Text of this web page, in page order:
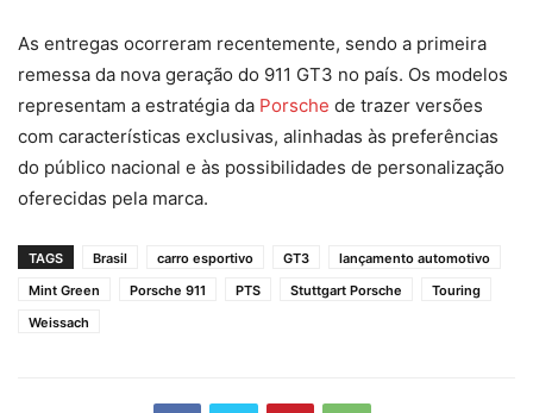
As entregas ocorreram recentemente, sendo a primeira
remessa da nova geração do 911 GT3 no país. Os modelos
representam a estratégia da Porsche de trazer versões
com características exclusivas, alinhadas às preferências
do público nacional e às possibilidades de personalização
oferecidas pela marca.
TAGS Brasil carro esportivo GT3
lançamento automotivo
Mint Green
Porsche 911 PTS Stuttgart Porsche
Touring
Weissach